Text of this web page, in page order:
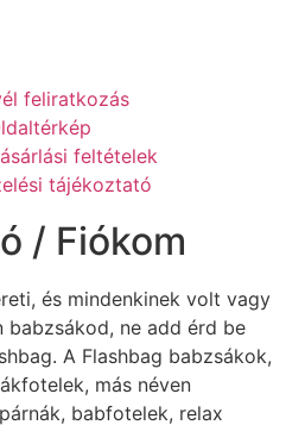
feliratkozás
feltételek
tájékoztató
/ Fiókom
és mindenkinek volt vagy
babzsákod, ne add érd be
A Flashbag babzsákok,
más néven
babfotelek, relax